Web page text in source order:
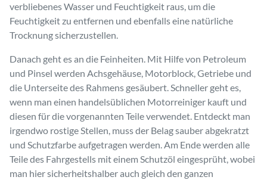
verbliebenes Wasser und Feuchtigkeit raus, um die
Feuchtigkeit zu entfernen und ebenfalls eine natürliche
Trocknung sicherzustellen.
Danach geht es an die Feinheiten. Mit Hilfe von Petroleum
und Pinsel werden Achsgehäuse, Motorblock, Getriebe und
die Unterseite des Rahmens gesäubert. Schneller geht es,
wenn man einen handelsüblichen Motorreiniger kauft und
diesen für die vorgenannten Teile verwendet. Entdeckt man
irgendwo rostige Stellen, muss der Belag sauber abgekratzt
und Schutzfarbe aufgetragen werden. Am Ende werden alle
Teile des Fahrgestells mit einem Schutzöl eingesprüht, wobei
man hier sicherheitshalber auch gleich den ganzen